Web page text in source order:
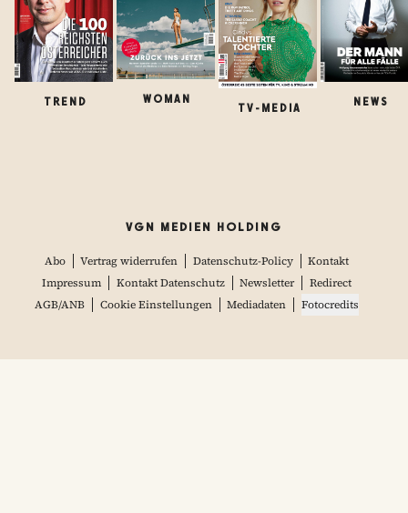
TREND WOMAN
TV-MEDIA
NEWS
VGN MEDIEN HOLDING
Abo Vertrag widerrufen Datenschutz-Policy
Kontakt
Impressum
Kontakt Datenschutz Newsletter
Redirect
AGB/ANB
Cookie Einstellungen Mediadaten Fotocredits